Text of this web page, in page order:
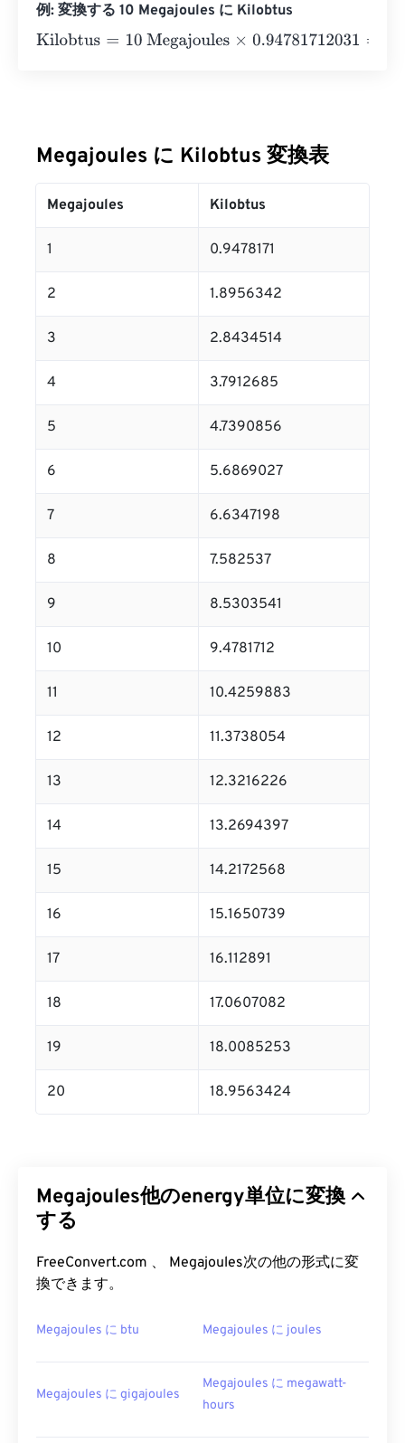
例: 変換する 10 Megajoules に Kilobtus
Kilobtus=10 Megajoules×0.94781712031=9.4781712
Megajoules に Kilobtus 変換表
Megajoules Kilobtus
1 0.9478171
2 1.8956342
3 2.8434514
4 3.7912685
5 4.7390856
6 5.6869027
7 6.6347198
8 7.582537
9 8.5303541
10 9.4781712
11 10.4259883
12 11.3738054
13 12.3216226
14 13.2694397
15 14.2172568
16 15.1650739
17 16.112891
18 17.0607082
19 18.0085253
20 18.9563424
Megajoules他のenergy単位に変換
する
FreeConvert.com 、 Megajoules次の他の形式に変
換できます。
Megajoules に btu Megajoules に joules
Megajoules に gigajoules
Megajoules に megawatt-
hours